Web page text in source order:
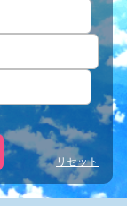
リセット